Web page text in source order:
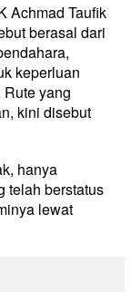
Achmad Taufik
berasal dari
keperluan
yang
kini disebut
hanya
telah berstatus
lewat